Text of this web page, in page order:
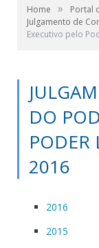
Home » Portal
Julgamento de
Executivo pelo
DO
PODER
2016
2016
2015